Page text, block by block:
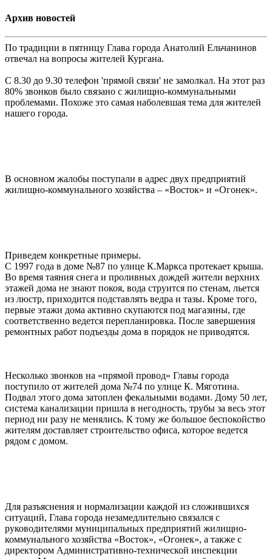
Архив новостей
По традиции в пятницу Глава города Анатолий Ельчанинов
отвечал на вопросы жителей Кургана.
С 8.30 до 9.30 телефон 'прямой связи' не замолкал. На этот раз
80% звонков было связано с жилищно-коммунальными
проблемами. Похоже это самая наболевшая тема для жителей
нашего города.
В основном жалобы поступали в адрес двух предприятий
жилищно-коммунального хозяйства – «Восток» и «Огонек».
Приведем конкретные примеры.
С 1997 года в доме №87 по улице К.Маркса протекает крыша.
Во время таяния снега и проливных дождей жители верхних
этажей дома не знают покоя, вода струится по стенам, льется
из люстр, приходится подставлять ведра и тазы. Кроме того,
первые этажи дома активно скупаются под магазины, где
соответственно ведется перепланировка. После завершения
ремонтных работ подъезды дома в порядок не приводятся.
Несколько звонков на «прямой провод» Главы города
поступило от жителей дома №74 по улице К. Мяготина.
Подвал этого дома затоплен фекальными водами. Дому 50 лет,
система канализации пришла в негодность, трубы за весь этот
период ни разу не менялись. К тому же большое беспокойство
жителям доставляет строительство офиса, которое ведется
рядом с домом.
Для разъяснения и нормализации каждой из сложившихся
ситуаций, Глава города незамедлительно связался с
руководителями муниципальных предприятий жилищно-
коммунального хозяйства «Восток», «Огонек», а также с
директором Административно-технической инспекции